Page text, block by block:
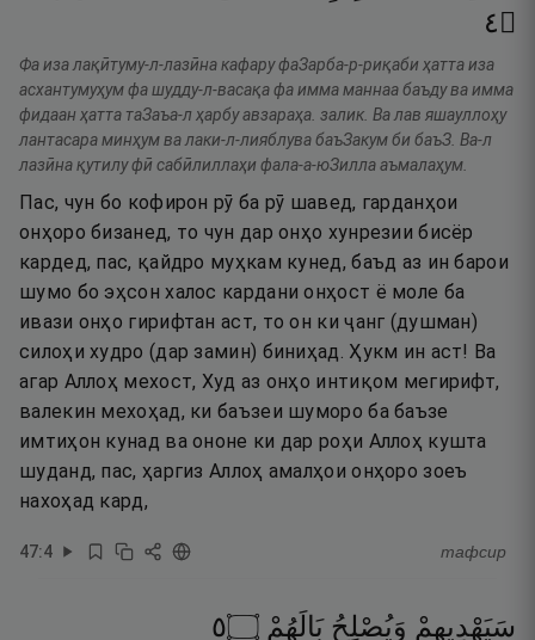
۝٤
Фа иза лақӣтуму-л-лазӣна кафару фаЗарба-р-риқаби ҳатта иза
асхантумуҳум фа шудду-л-васақа фа имма маннаа баъду ва имма
фидаан ҳатта таЗаъа-л ҳарбу авзараҳа. залик. Ва лав яшауллоҳу
лантасара минҳум ва лаки-л-лияблува баъЗакум би баъЗ. Ва-л
лазӣна қутилу фӣ сабӣлиллаҳи фала-а-юЗилла аъмалаҳум.
Пас, чун бо кофирон рӯ ба рӯ шавед, гарданҳои
онҳоро бизанед, то чун дар онҳо хунрезии бисёр
кардед, пас, қайдро муҳкам кунед, баъд аз ин барои
шумо бо эҳсон халос кардани онҳост ё моле ба
ивази онҳо гирифтан аст, то он ки ҷанг (душман)
силоҳи худро (дар замин) биниҳад. Ҳукм ин аст! Ва
агар Аллоҳ мехост, Худ аз онҳо интиқом мегирифт,
валекин мехоҳад, ки баъзеи шуморо ба баъзе
имтиҳон кунад ва ононе ки дар роҳи Аллоҳ кушта
шуданд, пас, ҳаргиз Аллоҳ амалҳои онҳоро зоеъ
нахоҳад кард,
47:4 тафсир
سَيَهْدِيهِمْ وَيُصْلِحُ بَالَهُمْ ۝٥